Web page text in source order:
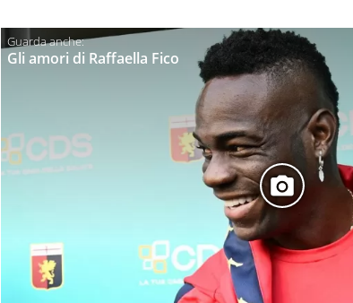
Gli amori di Raffaella Fico